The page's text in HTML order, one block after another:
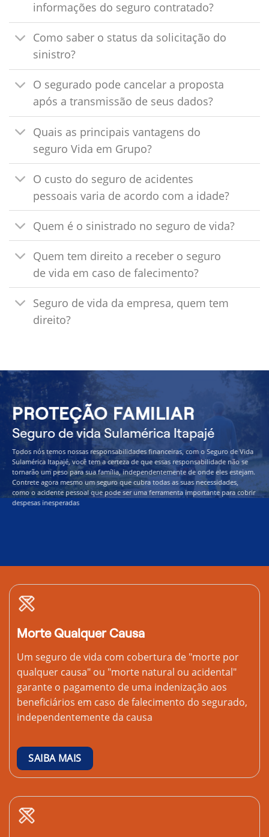
informações do seguro contratado?
Como saber o status da solicitação do
sinistro?
O segurado pode cancelar a proposta
após a transmissão de seus dados?
Quais as principais vantagens do
seguro Vida em Grupo?
O custo do seguro de acidentes
pessoais varia de acordo com a idade?
Quem é o sinistrado no seguro de vida?
Quem tem direito a receber o seguro
de vida em caso de falecimento?
Seguro de vida da empresa, quem tem
direito?
PROTEÇÃO FAMILIAR
Seguro de vida Sulamérica Itapajé
Todos nós temos nossas responsabilidades financeiras, com o Seguro de Vida
Sulamérica Itapajé, você tem a certeza de que essas responsabilidade não se
tornarão um peso para sua família, independentemente de onde eles estejam.
Contrete agora mesmo um seguro que cubra todas as suas necessidades,
como o acidente pessoal que pode ser uma ferramenta importante para cobrir
despesas inesperadas
Morte Qualquer Causa
Um seguro de vida com cobertura de "morte por
qualquer causa" ou "morte natural ou acidental"
garante o pagamento de uma indenização aos
beneficiários em caso de falecimento do segurado,
independentemente da causa
SAIBA MAIS